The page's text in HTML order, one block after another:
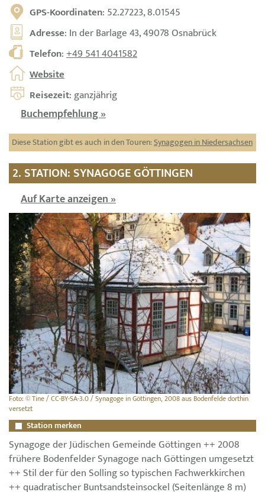
GPS-Koordinaten: 52.27223, 8.01545
Adresse: In der Barlage 43, 49078 Osnabrück
Telefon:+49 541 4041582
Website
Reisezeit: ganzjährig
Buchempfehlung »
Diese Station gibt es auch in den Touren:Synagogen in Niedersachsen
2. STATION: SYNAGOGE GÖTTINGEN
Auf Karte anzeigen »
Foto: © Tine / CC-BY-SA-3.0 / Synagoge in Göttingen, 2008 aus Bodenfelde dorthin
versetzt
Station merken
Synagoge der Jüdischen Gemeinde Göttingen ++ 2008
frühere Bodenfelder Synagoge nach Göttingen umgesetzt
++ Stil der für den Solling so typischen Fachwerkkirchen
++ quadratischer Buntsandsteinsockel (Seitenlänge 8 m)